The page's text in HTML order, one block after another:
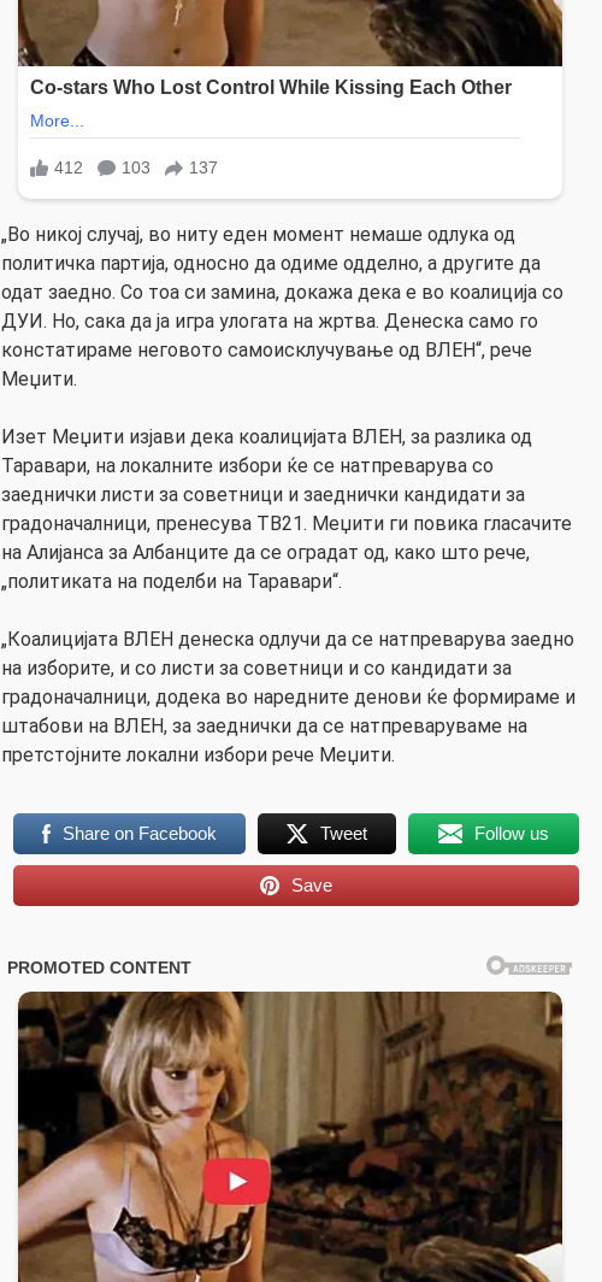
„Во никој случај, во ниту еден момент немаше одлука од
политичка партија, односно да одиме одделно, а другите да
одат заедно. Со тоа си замина, докажа дека е во коалиција со
ДУИ. Но, сака да ја игра улогата на жртва. Денеска само го
констатираме неговото самоисклучување од ВЛЕН“, рече
Меџити.
Изет Меџити изјави дека коалицијата ВЛЕН, за разлика од
Таравари, на локалните избори ќе се натпреварува со
заеднички листи за советници и заеднички кандидати за
градоначалници, пренесува ТВ21. Меџити ги повика гласачите
на Алијанса за Албанците да се оградат од, како што рече,
„политиката на поделби на Таравари“.
„Коалицијата ВЛЕН денеска одлучи да се натпреварува заедно
на изборите, и со листи за советници и со кандидати за
градоначалници, додека во наредните денови ќе формираме и
штабови на ВЛЕН, за заеднички да се натпреваруваме на
претстојните локални избори рече Меџити.
Share on Facebook Tweet Follow us
Save